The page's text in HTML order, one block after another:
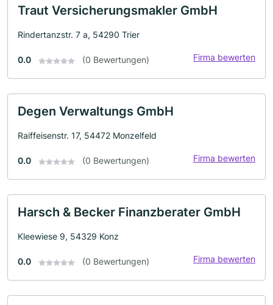
Traut Versicherungsmakler GmbH
Rindertanzstr. 7 a, 54290 Trier
0.0 (0 Bewertungen) Firma bewerten
Degen Verwaltungs GmbH
Raiffeisenstr. 17, 54472 Monzelfeld
0.0 (0 Bewertungen) Firma bewerten
Harsch & Becker Finanzberater GmbH
Kleewiese 9, 54329 Konz
0.0 (0 Bewertungen) Firma bewerten